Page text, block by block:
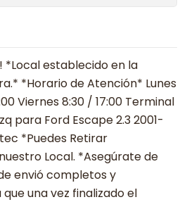
*Local establecido en la
*Horario de Atención* Lunes
Viernes 8:30 / 17:00 Terminal
para Ford Escape 2.3 2001-
*Puedes Retirar
Local. *Asegúrate de
envió completos y
una vez finalizado el